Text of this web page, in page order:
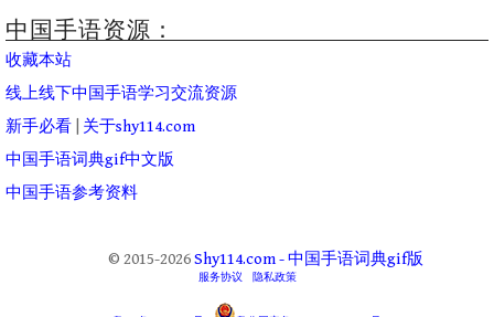
中国手语资源：
收藏本站
线上线下中国手语学习交流资源
新手必看
关于shy114.com
中国手语词典gif中文版
中国手语参考资料
© 2015-2026Shy114.com - 中国手语词典gif版
服务协议 隐私政策